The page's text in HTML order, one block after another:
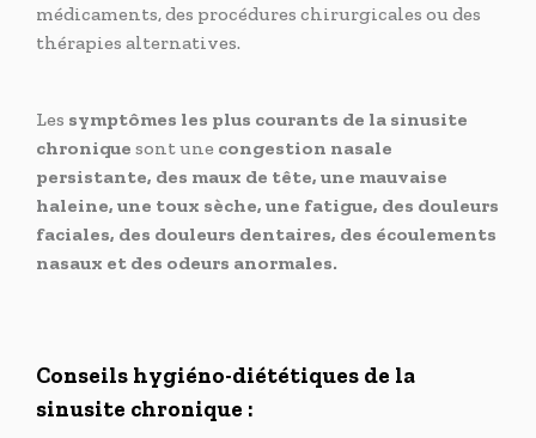
médicaments, des procédures chirurgicales ou des
thérapies alternatives.
Les symptômes les plus courants de la sinusite
chronique sont une congestion nasale
persistante, des maux de tête, une mauvaise
haleine, une toux sèche, une fatigue, des douleurs
faciales, des douleurs dentaires, des écoulements
nasaux et des odeurs anormales.
Conseils hygiéno-diététiques de la
sinusite chronique :